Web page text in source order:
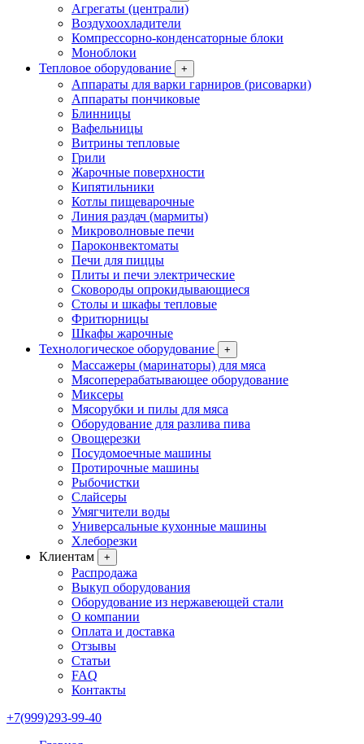
Агрегаты (централи)
Воздухоохладители
Компрессорно-конденсаторные блоки
Моноблоки
Тепловое оборудование
+
Аппараты для варки гарниров (рисоварки)
Аппараты пончиковые
Блинницы
Вафельницы
Витрины тепловые
Грили
Жарочные поверхности
Кипятильники
Котлы пищеварочные
Линия раздач (мармиты)
Микроволновые печи
Пароконвектоматы
Печи для пиццы
Плиты и печи электрические
Сковороды опрокидывающиеся
Столы и шкафы тепловые
Фритюрницы
Шкафы жарочные
Технологическое оборудование
+
Массажеры (маринаторы) для мяса
Мясоперерабатывающее оборудование
Миксеры
Мясорубки и пилы для мяса
Оборудование для разлива пива
Овощерезки
Посудомоечные машины
Протирочные машины
Рыбочистки
Слайсеры
Умягчители воды
Универсальные кухонные машины
Хлеборезки
Клиентам
+
Распродажа
Выкуп оборудования
Оборудование из нержавеющей стали
О компании
Оплата и доставка
Отзывы
Статьи
FAQ
Контакты
+7(999)293-99-40